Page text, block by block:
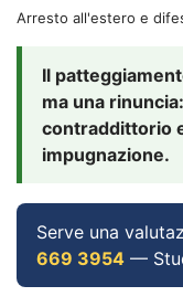
Arresto all'estero e
Il
ma una
contraddittorio
impugnazione.
Serve una
669 3954 —